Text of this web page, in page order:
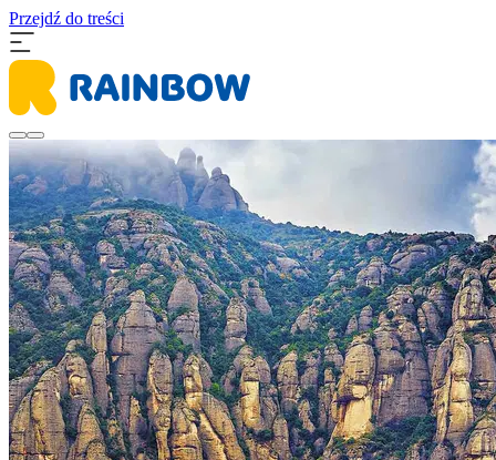
Przejdź do treści